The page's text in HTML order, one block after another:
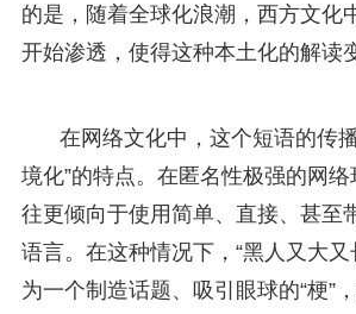
的是，随着全球化浪潮，西方文化
开始渗透，使得这种本土化的解读
在网络文化中，这个短语的传
境化”的特点。在匿名性极强的网
往更倾向于使用简单、直接、甚至
语言。在这种情况下，“黑人又大又
为一个制造话题、吸引眼球的“梗”